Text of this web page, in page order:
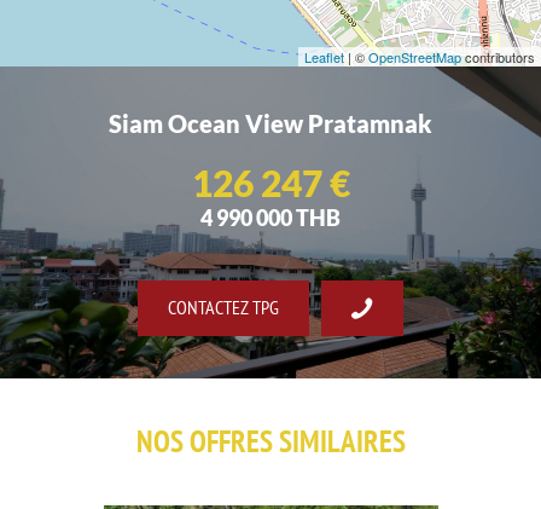
Leaflet| ©OpenStreetMapcontributors
Siam Ocean View Pratamnak
126 247 €
4 990 000 THB
CONTACTEZ TPG
NOS OFFRES SIMILAIRES